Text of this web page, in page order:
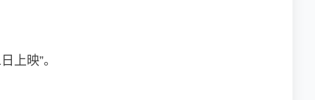
上映”。